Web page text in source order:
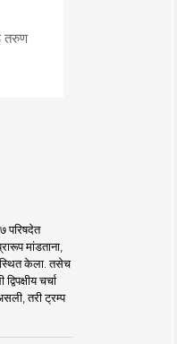
तरुण
परिषदेत
मांडताना,
केला. तसेच
चर्चा
तरी ट्रम्प